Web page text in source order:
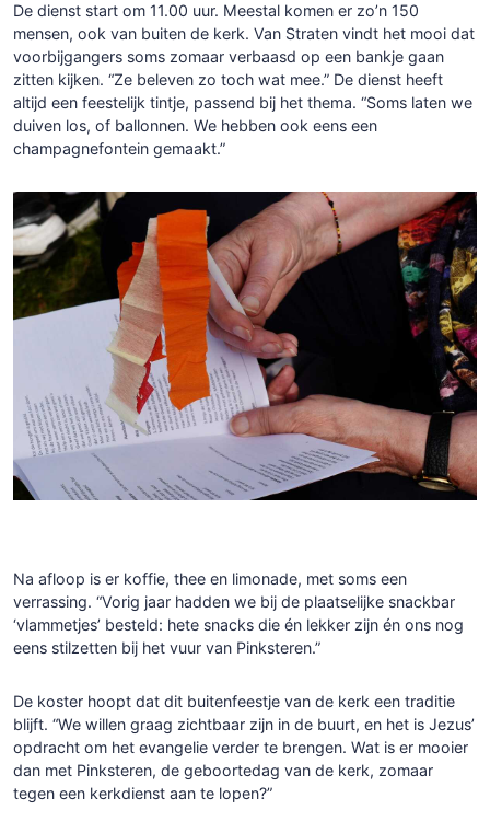
De dienst start om 11.00 uur. Meestal komen er zo’n 150
mensen, ook van buiten de kerk. Van Straten vindt het mooi dat
voorbijgangers soms zomaar verbaasd op een bankje gaan
zitten kijken. “Ze beleven zo toch wat mee.” De dienst heeft
altijd een feestelijk tintje, passend bij het thema. “Soms laten we
duiven los, of ballonnen. We hebben ook eens een
champagnefontein gemaakt.”
Na afloop is er koffie, thee en limonade, met soms een
verrassing. “Vorig jaar hadden we bij de plaatselijke snackbar
‘vlammetjes’ besteld: hete snacks die én lekker zijn én ons nog
eens stilzetten bij het vuur van Pinksteren.”
De koster hoopt dat dit buitenfeestje van de kerk een traditie
blijft. “We willen graag zichtbaar zijn in de buurt, en het is Jezus’
opdracht om het evangelie verder te brengen. Wat is er mooier
dan met Pinksteren, de geboortedag van de kerk, zomaar
tegen een kerkdienst aan te lopen?”